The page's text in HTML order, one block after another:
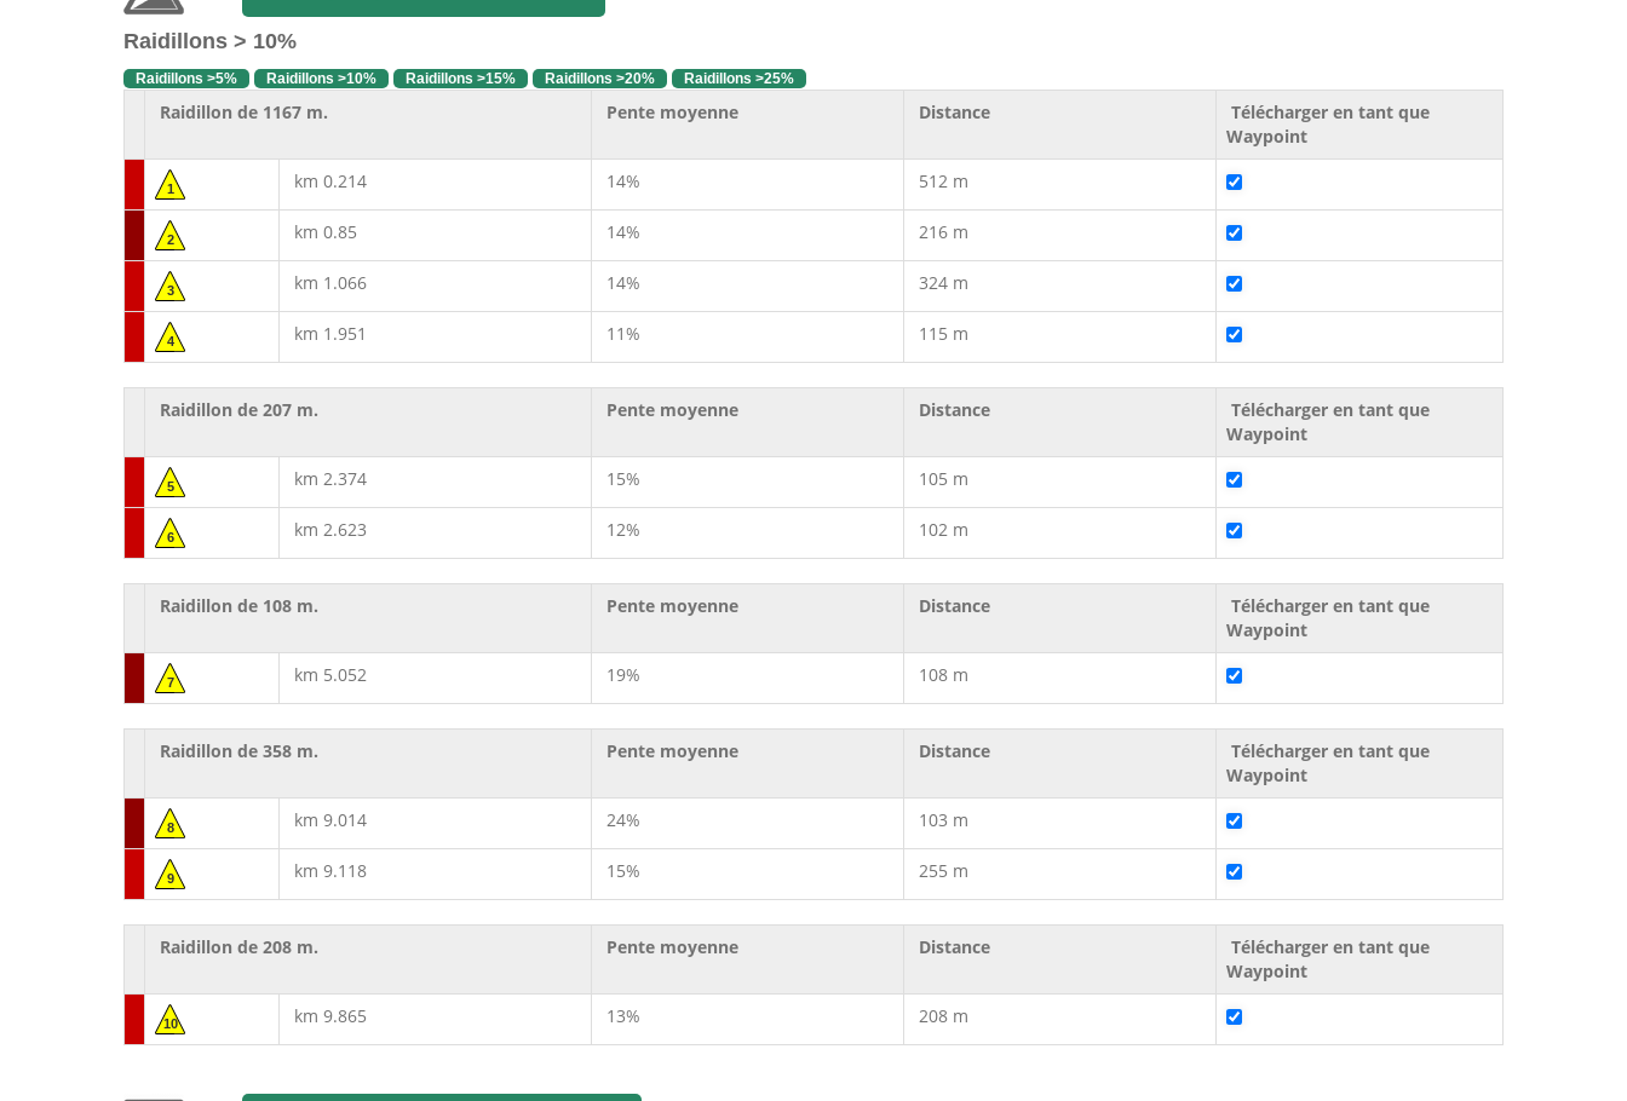
Raidillons > 10%
Raidillons >5% Raidillons >10% Raidillons >15% Raidillons >20% Raidillons >25%
Raidillon de 1167 m. Pente moyenne Distance
Télécharger en tant que
Waypoint
1 km 0.214 14% 512 m
2 km 0.85 14% 216 m
3 km 1.066 14% 324 m
4 km 1.951 11% 115 m
Raidillon de 207 m. Pente moyenne Distance
Télécharger en tant que
Waypoint
5 km 2.374 15% 105 m
6 km 2.623 12% 102 m
Raidillon de 108 m. Pente moyenne Distance
Télécharger en tant que
Waypoint
7 km 5.052 19% 108 m
Raidillon de 358 m. Pente moyenne Distance
Télécharger en tant que
Waypoint
8 km 9.014 24% 103 m
9 km 9.118 15% 255 m
Raidillon de 208 m. Pente moyenne Distance
Télécharger en tant que
Waypoint
10 km 9.865 13% 208 m